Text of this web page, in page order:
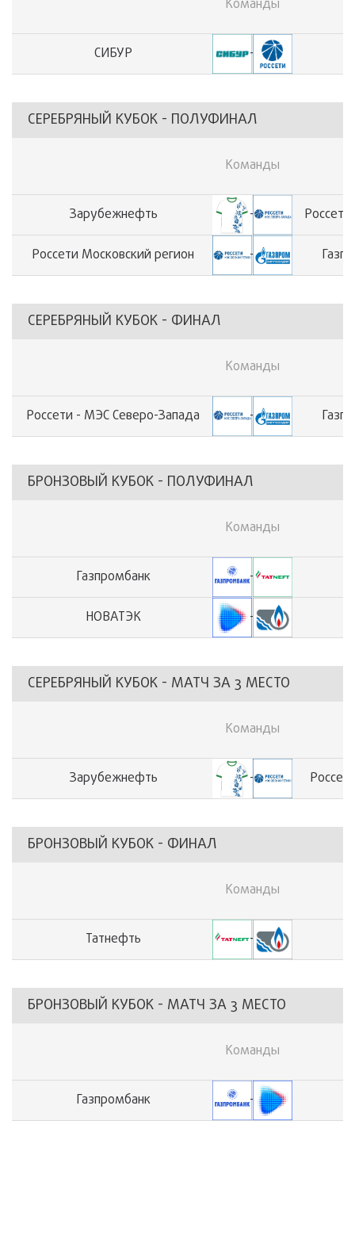
Команды
СИБУР -
СЕРЕБРЯНЫЙ КУБОК - ПОЛУФИНАЛ
Команды
Зарубежнефть -
Россети Московский регион -
СЕРЕБРЯНЫЙ КУБОК - ФИНАЛ
Команды
Россети - МЭС Северо-Запада -
БРОНЗОВЫЙ КУБОК - ПОЛУФИНАЛ
Команды
Газпромбанк -
НОВАТЭК -
СЕРЕБРЯНЫЙ КУБОК - МАТЧ ЗА 3 МЕСТО
Команды
Зарубежнефть -
БРОНЗОВЫЙ КУБОК - ФИНАЛ
Команды
Татнефть -
БРОНЗОВЫЙ КУБОК - МАТЧ ЗА 3 МЕСТО
Команды
Газпромбанк -